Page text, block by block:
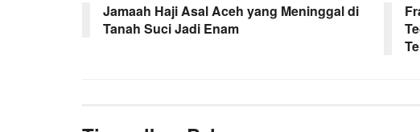
o
o
e
r
A
p
r
a
Jamaah Haji Asal Aceh yang Meninggal di
Tanah Suci Jadi Enam